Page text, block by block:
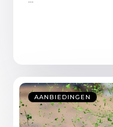
AANBIEDINGEN